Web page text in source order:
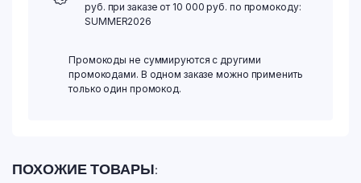
руб. при заказе от 10 000 руб. по промокоду:
SUMMER2026
Промокоды не суммируются с другими
промокодами. В одном заказе можно применить
только один промокод.
ПОХОЖИЕ ТОВАРЫ: